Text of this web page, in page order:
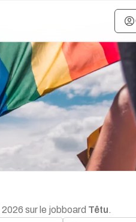
sur le jobboard Têtu.
Localisation